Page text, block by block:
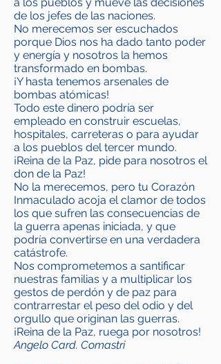
de los jefes de las naciones.
No merecemos ser escuchados
porque Dios nos ha dado tanto poder
y energía y nosotros la hemos
transformado en bombas.
¡Y hasta tenemos arsenales de
bombas atómicas!
Todo este dinero podría ser
empleado en construir escuelas,
hospitales, carreteras o para ayudar
a los pueblos del tercer mundo.
¡Reina de la Paz, pide para nosotros el
don de la Paz!
No la merecemos, pero tu Corazón
Inmaculado acoja el clamor de todos
los que sufren las consecuencias de
la guerra apenas iniciada, y que
podría convertirse en una verdadera
catástrofe.
Nos comprometemos a santificar
nuestras familias y a multiplicar los
gestos de perdón y de paz para
contrarrestar el peso del odio y del
orgullo que originan las guerras.
¡Reina de la Paz, ruega por nosotros!
Angelo Card. Comastri